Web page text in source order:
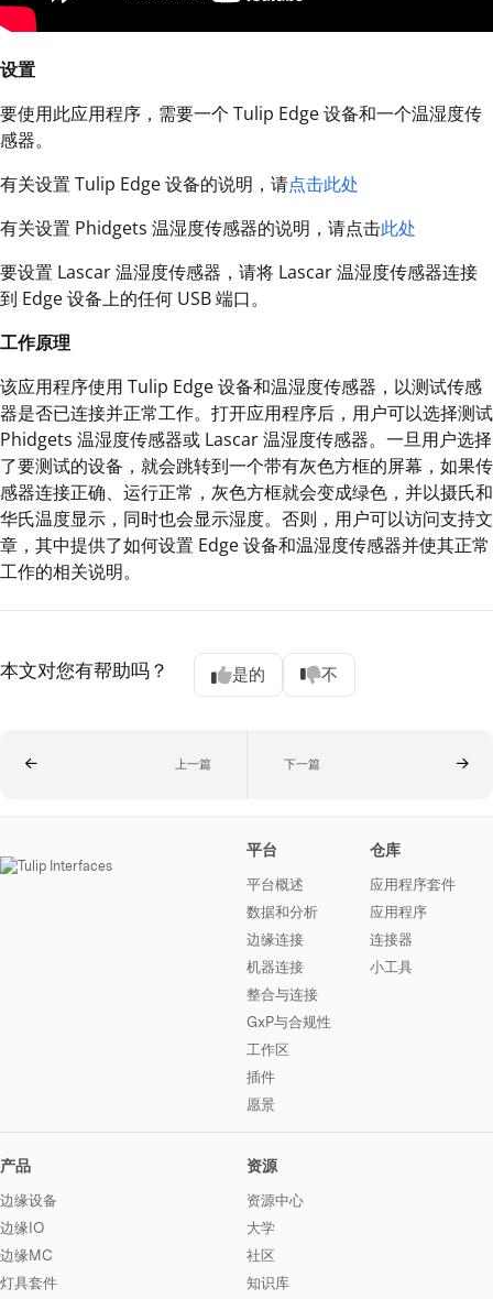
设置
要使用此应用程序，需要一个 Tulip Edge 设备和一个温湿度传
感器。
有关设置 Tulip Edge 设备的说明，请点击此处
有关设置 Phidgets 温湿度传感器的说明，请点击此处
要设置 Lascar 温湿度传感器，请将 Lascar 温湿度传感器连接
到 Edge 设备上的任何 USB 端口。
工作原理
该应用程序使用 Tulip Edge 设备和温湿度传感器，以测试传感
器是否已连接并正常工作。打开应用程序后，用户可以选择测试
Phidgets 温湿度传感器或 Lascar 温湿度传感器。一旦用户选择
了要测试的设备，就会跳转到一个带有灰色方框的屏幕，如果传
感器连接正确、运行正常，灰色方框就会变成绿色，并以摄氏和
华氏温度显示，同时也会显示湿度。否则，用户可以访问支持文
章，其中提供了如何设置 Edge 设备和温湿度传感器并使其正常
工作的相关说明。
本文对您有帮助吗？ 是的 不
上一篇 下一篇
平台
平台概述
数据和分析
边缘连接
机器连接
整合与连接
GxP与合规性
工作区
插件
愿景
仓库
应用程序套件
应用程序
连接器
小工具
产品
边缘设备
边缘IO
边缘MC
灯具套件
资源
资源中心
大学
社区
知识库